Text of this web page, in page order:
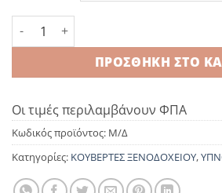
Κουβέρτα βελούδινη Iris Coral
ΠΡΟΣΘΉΚΗ ΣΤΟ
Οι τιμές περιλαμβάνουν ΦΠΑ
Κωδικός προϊόντος: Μ/Δ
Κατηγορίες: ΚΟΥΒΕΡΤΕΣ ΞΕΝΟΔΟΧΕΙΟΥ,